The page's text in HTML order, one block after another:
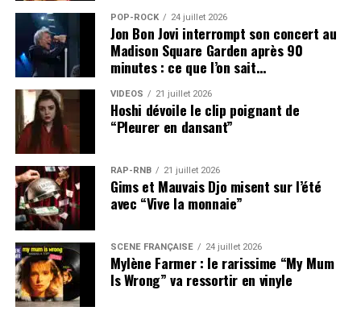
POP-ROCK 24 juillet 2026
Jon Bon Jovi interrompt son concert au
Madison Square Garden après 90
minutes : ce que l’on sait…
VIDEOS 21 juillet 2026
Hoshi dévoile le clip poignant de
“Pleurer en dansant”
RAP-RNB 21 juillet 2026
Gims et Mauvais Djo misent sur l’été
avec “Vive la monnaie”
SCÈNE FRANÇAISE 24 juillet 2026
Mylène Farmer : le rarissime “My Mum
Is Wrong” va ressortir en vinyle